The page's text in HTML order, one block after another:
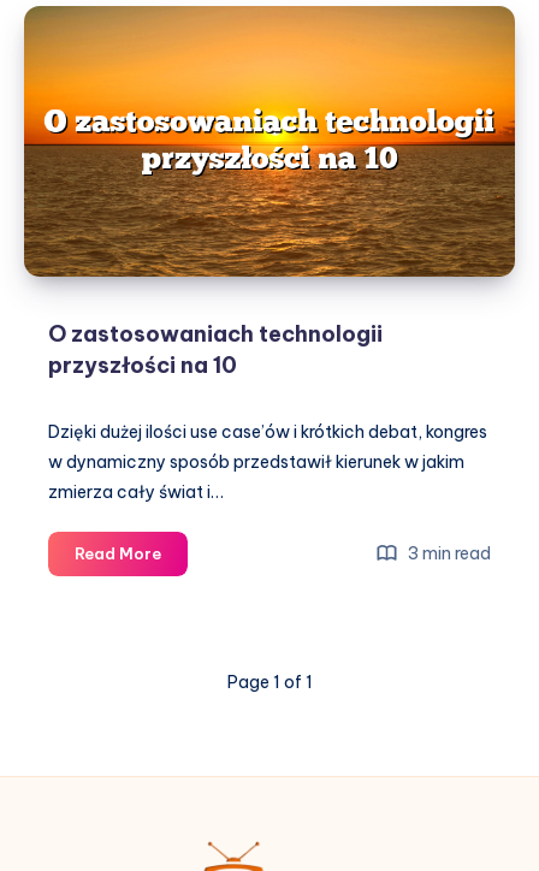
Out
for
in
O zastosowaniach technologii
przyszłości na 10
Dzięki dużej ilości use case’ów i krótkich debat, kongres
w dynamiczny sposób przedstawił kierunek w jakim
zmierza cały świat i…
Read MoreO
zastosowaniach
3 min read
Page 1 of 1